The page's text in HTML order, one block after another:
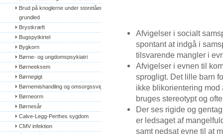
Brud på knoglerne under storetåens
grundled
Brystkræft
Bugspytkirtel
Bygkorn
Børne- og ungdomspsykiatri
Børneeksem
Børnegigt
Børnemishandling og omsorgssvigt
Børneorm
Børnesår
Calve-Legg-Perthes sygdom
CMV infektion
Afvigelser i socialt
spontant at indgå i
tilsvarende mangler i
Afvigelser i evnen til
sprogligt. Det lille barn
ikke blikorientering
bruges stereotypt og
Der ses rigide og
er ledsaget af
samt nedsat evne til at